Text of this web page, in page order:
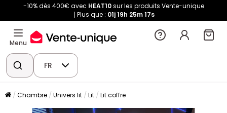
-10% dès 400€ avec HEAT10sur les produits Vente-unique
Plus que : 01j19h 25m16s
Menu
FR
Chambre Univers lit Lit Lit coffre